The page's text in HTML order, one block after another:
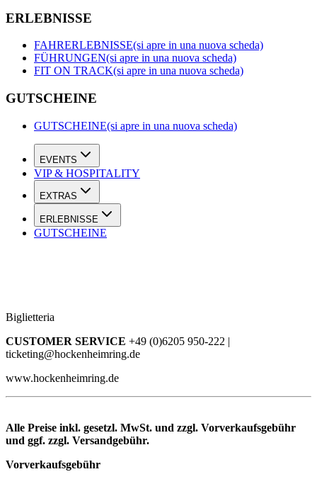
ERLEBNISSE
FAHRERLEBNISSE(si apre in una nuova scheda)
FÜHRUNGEN(si apre in una nuova scheda)
FIT ON TRACK(si apre in una nuova scheda)
GUTSCHEINE
GUTSCHEINE(si apre in una nuova scheda)
EVENTS
VIP & HOSPITALITY
EXTRAS
ERLEBNISSE
GUTSCHEINE
Biglietteria
CUSTOMER SERVICE +49 (0)6205 950-222 |
ticketing@hockenheimring.de
www.hockenheimring.de
Alle Preise inkl. gesetzl. MwSt. und zzgl. Vorverkaufsgebühr
und ggf. zzgl. Versandgebühr.
Vorverkaufsgebühr